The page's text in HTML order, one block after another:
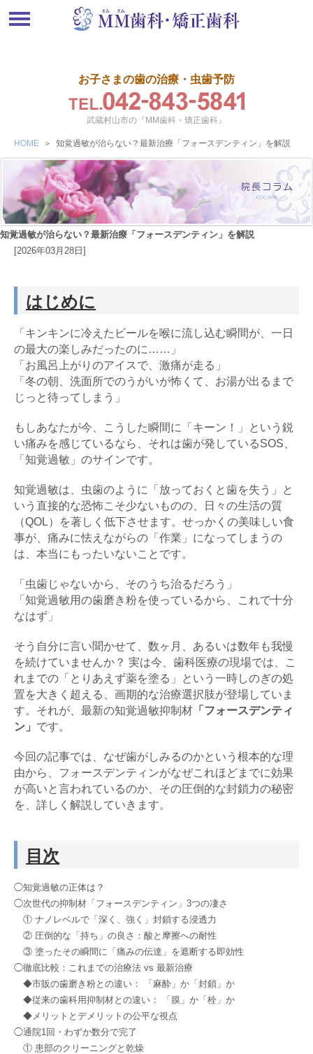
お子さまの歯の治療・虫歯予防
武蔵村山市の『MM歯科・矯正歯科』
HOME ＞ 知覚過敏が治らない？最新治療「フォースデンティン」を解説
知覚過敏が治らない？最新治療「フォースデンティン」を解説
[2026年03月28日]
はじめに
「キンキンに冷えたビールを喉に流し込む瞬間が、一日
の最大の楽しみだったのに……」
「お風呂上がりのアイスで、激痛が走る」
「冬の朝、洗面所でのうがいが怖くて、お湯が出るまで
じっと待ってしまう」
もしあなたが今、こうした瞬間に「キーン！」という鋭
い痛みを感じているなら、それは歯が発しているSOS、
「知覚過敏」のサインです。
知覚過敏は、虫歯のように「放っておくと歯を失う」と
いう直接的な恐怖こそ少ないものの、日々の生活の質
（QOL）を著しく低下させます。せっかくの美味しい食
事が、痛みに怯えながらの「作業」になってしまうの
は、本当にもったいないことです。
「虫歯じゃないから、そのうち治るだろう」
「知覚過敏用の歯磨き粉を使っているから、これで十分
なはず」
そう自分に言い聞かせて、数ヶ月、あるいは数年も我慢
を続けていませんか？ 実は今、歯科医療の現場では、こ
れまでの「とりあえず薬を塗る」という一時しのぎの処
置を大きく超える、画期的な治療選択肢が登場していま
す。それが、最新の知覚過敏抑制材 「フォースデンティ
ン」 です。
今回の記事では、なぜ歯がしみるのかという根本的な理
由から、フォースデンティンがなぜこれほどまでに効果
が高いと言われているのか、その圧倒的な封鎖力の秘密
を、詳しく解説していきます。
目次
◯知覚過敏の正体は？
◯次世代の抑制材「フォースデンティン」3つの凄さ
① ナノレベルで「深く、強く」封鎖する浸透力
② 圧倒的な「持ち」の良さ：酸と摩擦への耐性
③ 塗ったその瞬間に「痛みの伝達」を遮断する即効性
◯徹底比較：これまでの治療法 vs 最新治療
◆市販の歯磨き粉との違い： 「麻酔」か「封鎖」か
◆従来の歯科用抑制材との違い： 「膜」か「栓」か
◆メリットとデメリットの公平な視点
◯通院1回・わずか数分で完了
① 患部のクリーニングと乾燥